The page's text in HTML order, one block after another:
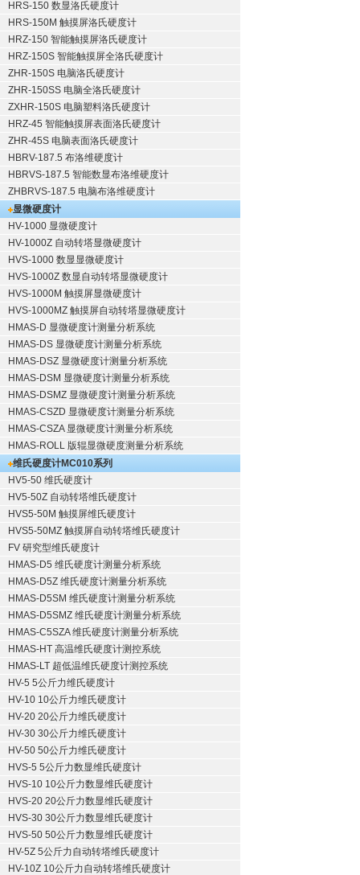
HRS-150 数显洛氏硬度计
HRS-150M 触摸屏洛氏硬度计
HRZ-150 智能触摸屏洛氏硬度计
HRZ-150S 智能触摸屏全洛氏硬度计
ZHR-150S 电脑洛氏硬度计
ZHR-150SS 电脑全洛氏硬度计
ZXHR-150S 电脑塑料洛氏硬度计
HRZ-45 智能触摸屏表面洛氏硬度计
ZHR-45S 电脑表面洛氏硬度计
HBRV-187.5 布洛维硬度计
HBRVS-187.5 智能数显布洛维硬度计
ZHBRVS-187.5 电脑布洛维硬度计
显微硬度计
HV-1000 显微硬度计
HV-1000Z 自动转塔显微硬度计
HVS-1000 数显显微硬度计
HVS-1000Z 数显自动转塔显微硬度计
HVS-1000M 触摸屏显微硬度计
HVS-1000MZ 触摸屏自动转塔显微硬度计
HMAS-D 显微硬度计测量分析系统
HMAS-DS 显微硬度计测量分析系统
HMAS-DSZ 显微硬度计测量分析系统
HMAS-DSM 显微硬度计测量分析系统
HMAS-DSMZ 显微硬度计测量分析系统
HMAS-CSZD 显微硬度计测量分析系统
HMAS-CSZA 显微硬度计测量分析系统
HMAS-ROLL 版辊显微硬度测量分析系统
维氏硬度计MC010系列
HV5-50 维氏硬度计
HV5-50Z 自动转塔维氏硬度计
HVS5-50M 触摸屏维氏硬度计
HVS5-50MZ 触摸屏自动转塔维氏硬度计
FV 研究型维氏硬度计
HMAS-D5 维氏硬度计测量分析系统
HMAS-D5Z 维氏硬度计测量分析系统
HMAS-D5SM 维氏硬度计测量分析系统
HMAS-D5SMZ 维氏硬度计测量分析系统
HMAS-C5SZA 维氏硬度计测量分析系统
HMAS-HT 高温维氏硬度计测控系统
HMAS-LT 超低温维氏硬度计测控系统
HV-5 5公斤力维氏硬度计
HV-10 10公斤力维氏硬度计
HV-20 20公斤力维氏硬度计
HV-30 30公斤力维氏硬度计
HV-50 50公斤力维氏硬度计
HVS-5 5公斤力数显维氏硬度计
HVS-10 10公斤力数显维氏硬度计
HVS-20 20公斤力数显维氏硬度计
HVS-30 30公斤力数显维氏硬度计
HVS-50 50公斤力数显维氏硬度计
HV-5Z 5公斤力自动转塔维氏硬度计
HV-10Z 10公斤力自动转塔维氏硬度计